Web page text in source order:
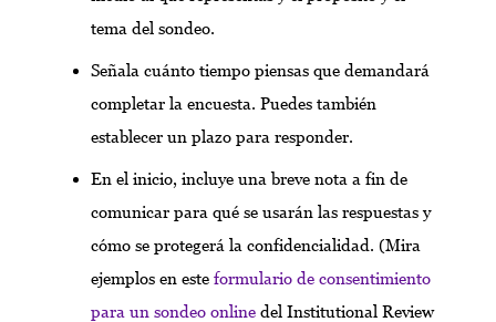
tema del sondeo.
Señala cuánto tiempo piensas que demandará
completar la encuesta. Puedes también
establecer un plazo para responder.
En el inicio, incluye una breve nota a fin de
comunicar para qué se usarán las respuestas y
cómo se protegerá la confidencialidad. (Mira
ejemplos en este formulario de consentimiento
para un sondeo online del Institutional Review